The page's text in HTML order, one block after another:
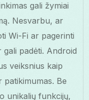
gali žymiai
Nesvarbu, ar
Wi-Fi ar pagerinti
gali padėti. Android
veiksnius kaip
patikimumas. Be
unikalių funkcijų,